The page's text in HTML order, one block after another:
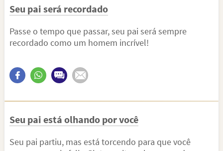
Seu pai será recordado
Passe o tempo que passar, seu pai será sempre
recordado como um homem incrível!
Seu pai está olhando por você
Seu pai partiu, mas está torcendo para que você